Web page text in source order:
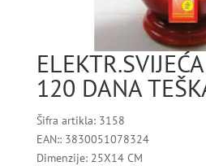
120 DANA
Šifra artikla: 3158
EAN:: 3830051078324
Dimenzije: 25X14 CM